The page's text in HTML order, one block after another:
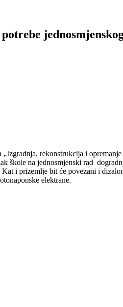
rekonstrukcija i
škole na jednosmjenski rad
i prizemlje bit će povezani i
elektrane.